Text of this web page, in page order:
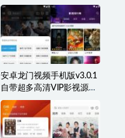
安卓龙门视频手机版v3.0.1
自带超多高清VIP影视源免
费